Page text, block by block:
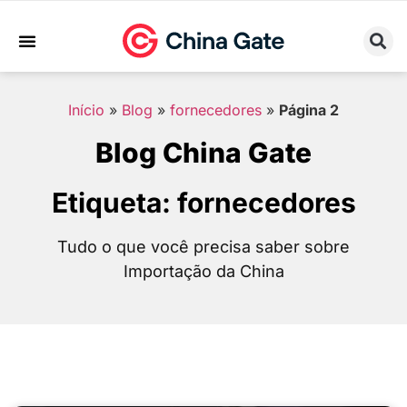
Início » Blog » fornecedores » Página 2
Blog China Gate
Etiqueta: fornecedores
Tudo o que você precisa saber sobre
Importação da China